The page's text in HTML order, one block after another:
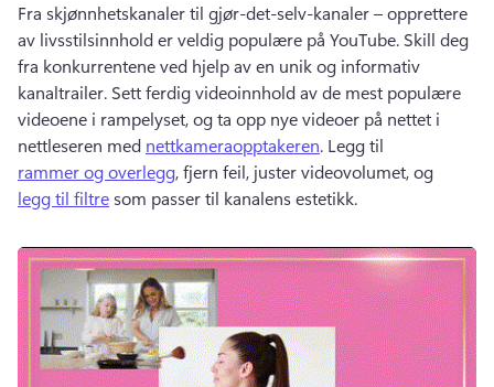
Fra skjønnhetskanaler til gjør-det-selv-kanaler – opprettere
av livsstilsinnhold er veldig populære på YouTube. Skill deg
fra konkurrentene ved hjelp av en unik og informativ
kanaltrailer. Sett ferdig videoinnhold av de mest populære
videoene i rampelyset, og ta opp nye videoer på nettet i
nettleseren med nettkameraopptakeren. Legg til
rammer og overlegg, fjern feil, juster videovolumet, og
legg til filtre som passer til kanalens estetikk.